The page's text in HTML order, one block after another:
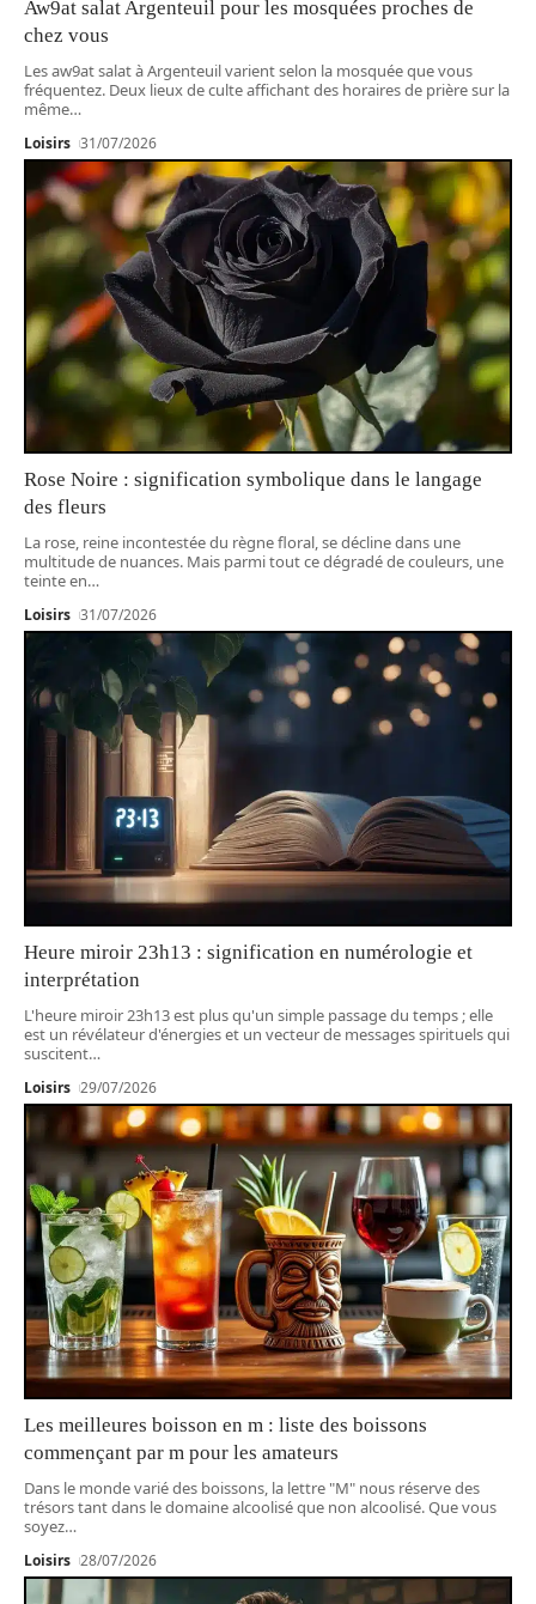
Aw9at salat Argenteuil pour les mosquées proches de
chez vous
Les aw9at salat à Argenteuil varient selon la mosquée que vous
fréquentez. Deux lieux de culte affichant des horaires de prière sur la
même…
Loisirs 31/07/2026
Rose Noire : signification symbolique dans le langage
des fleurs
La rose, reine incontestée du règne floral, se décline dans une
multitude de nuances. Mais parmi tout ce dégradé de couleurs, une
teinte en…
Loisirs 31/07/2026
Heure miroir 23h13 : signification en numérologie et
interprétation
L'heure miroir 23h13 est plus qu'un simple passage du temps ; elle
est un révélateur d'énergies et un vecteur de messages spirituels qui
suscitent…
Loisirs 29/07/2026
Les meilleures boisson en m : liste des boissons
commençant par m pour les amateurs
Dans le monde varié des boissons, la lettre "M" nous réserve des
trésors tant dans le domaine alcoolisé que non alcoolisé. Que vous
soyez…
Loisirs 28/07/2026